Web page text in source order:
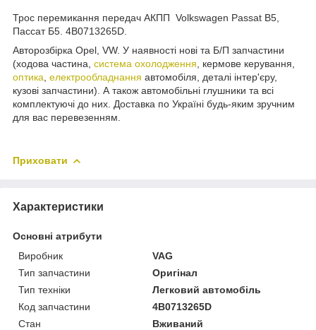
Трос перемикання передач АКПП Volkswagen Passat B5,
Пассат Б5. 4B0713265D.
Авторозбірка Opel, VW. У наявності нові та Б/П запчастини
(ходова частина, система охолодження , кермове керування,
оптика електрообладнання автомобіля, деталі інтер'єру,
кузові запчастини). А також автомобільні глушники та всі
комплектуючі до них. Доставка по Україні будь-яким зручним
для вас перевезенням.
Приховати
Характеристики
Основні атрибути
Виробник
VAG
Тип запчастини
Оригінал
Тип техніки
Легковий автомобіль
Код запчастини
4B0713265D
Стан
Вживаний